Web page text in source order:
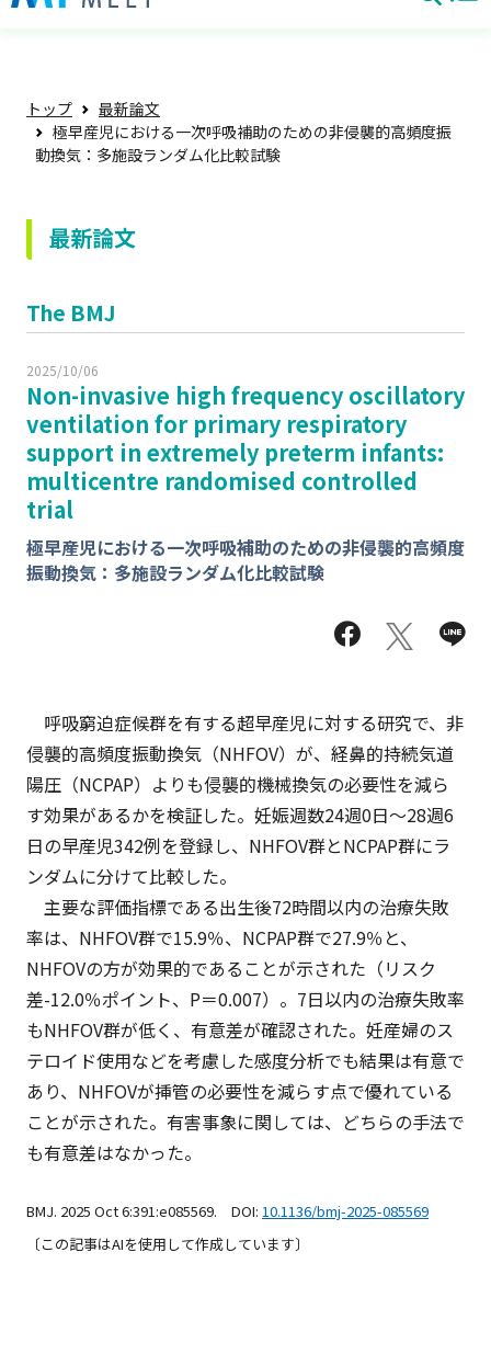
トップ
最新論文
極早産児における一次呼吸補助のための非侵襲的高頻度振
動換気：多施設ランダム化比較試験
最新論文
The BMJ
2025/10/06
Non-invasive high frequency oscillatory
ventilation for primary respiratory
support in extremely preterm infants:
multicentre randomised controlled
trial
極早産児における一次呼吸補助のための非侵襲的高頻度
振動換気：多施設ランダム化比較試験
呼吸窮迫症候群を有する超早産児に対する研究で、非
侵襲的高頻度振動換気（NHFOV）が、経鼻的持続気道
陽圧（NCPAP）よりも侵襲的機械換気の必要性を減ら
す効果があるかを検証した。妊娠週数24週0日～28週6
日の早産児342例を登録し、NHFOV群とNCPAP群にラ
ンダムに分けて比較した。
主要な評価指標である出生後72時間以内の治療失敗
率は、NHFOV群で15.9％、NCPAP群で27.9％と、
NHFOVの方が効果的であることが示された（リスク
差-12.0％ポイント、P＝0.007）。7日以内の治療失敗率
もNHFOV群が低く、有意差が確認された。妊産婦のス
テロイド使用などを考慮した感度分析でも結果は有意で
あり、NHFOVが挿管の必要性を減らす点で優れている
ことが示された。有害事象に関しては、どちらの手法で
も有意差はなかった。
BMJ. 2025 Oct 6:391:e085569. DOI: 10.1136/bmj-2025-085569
〔この記事はAIを使用して作成しています〕